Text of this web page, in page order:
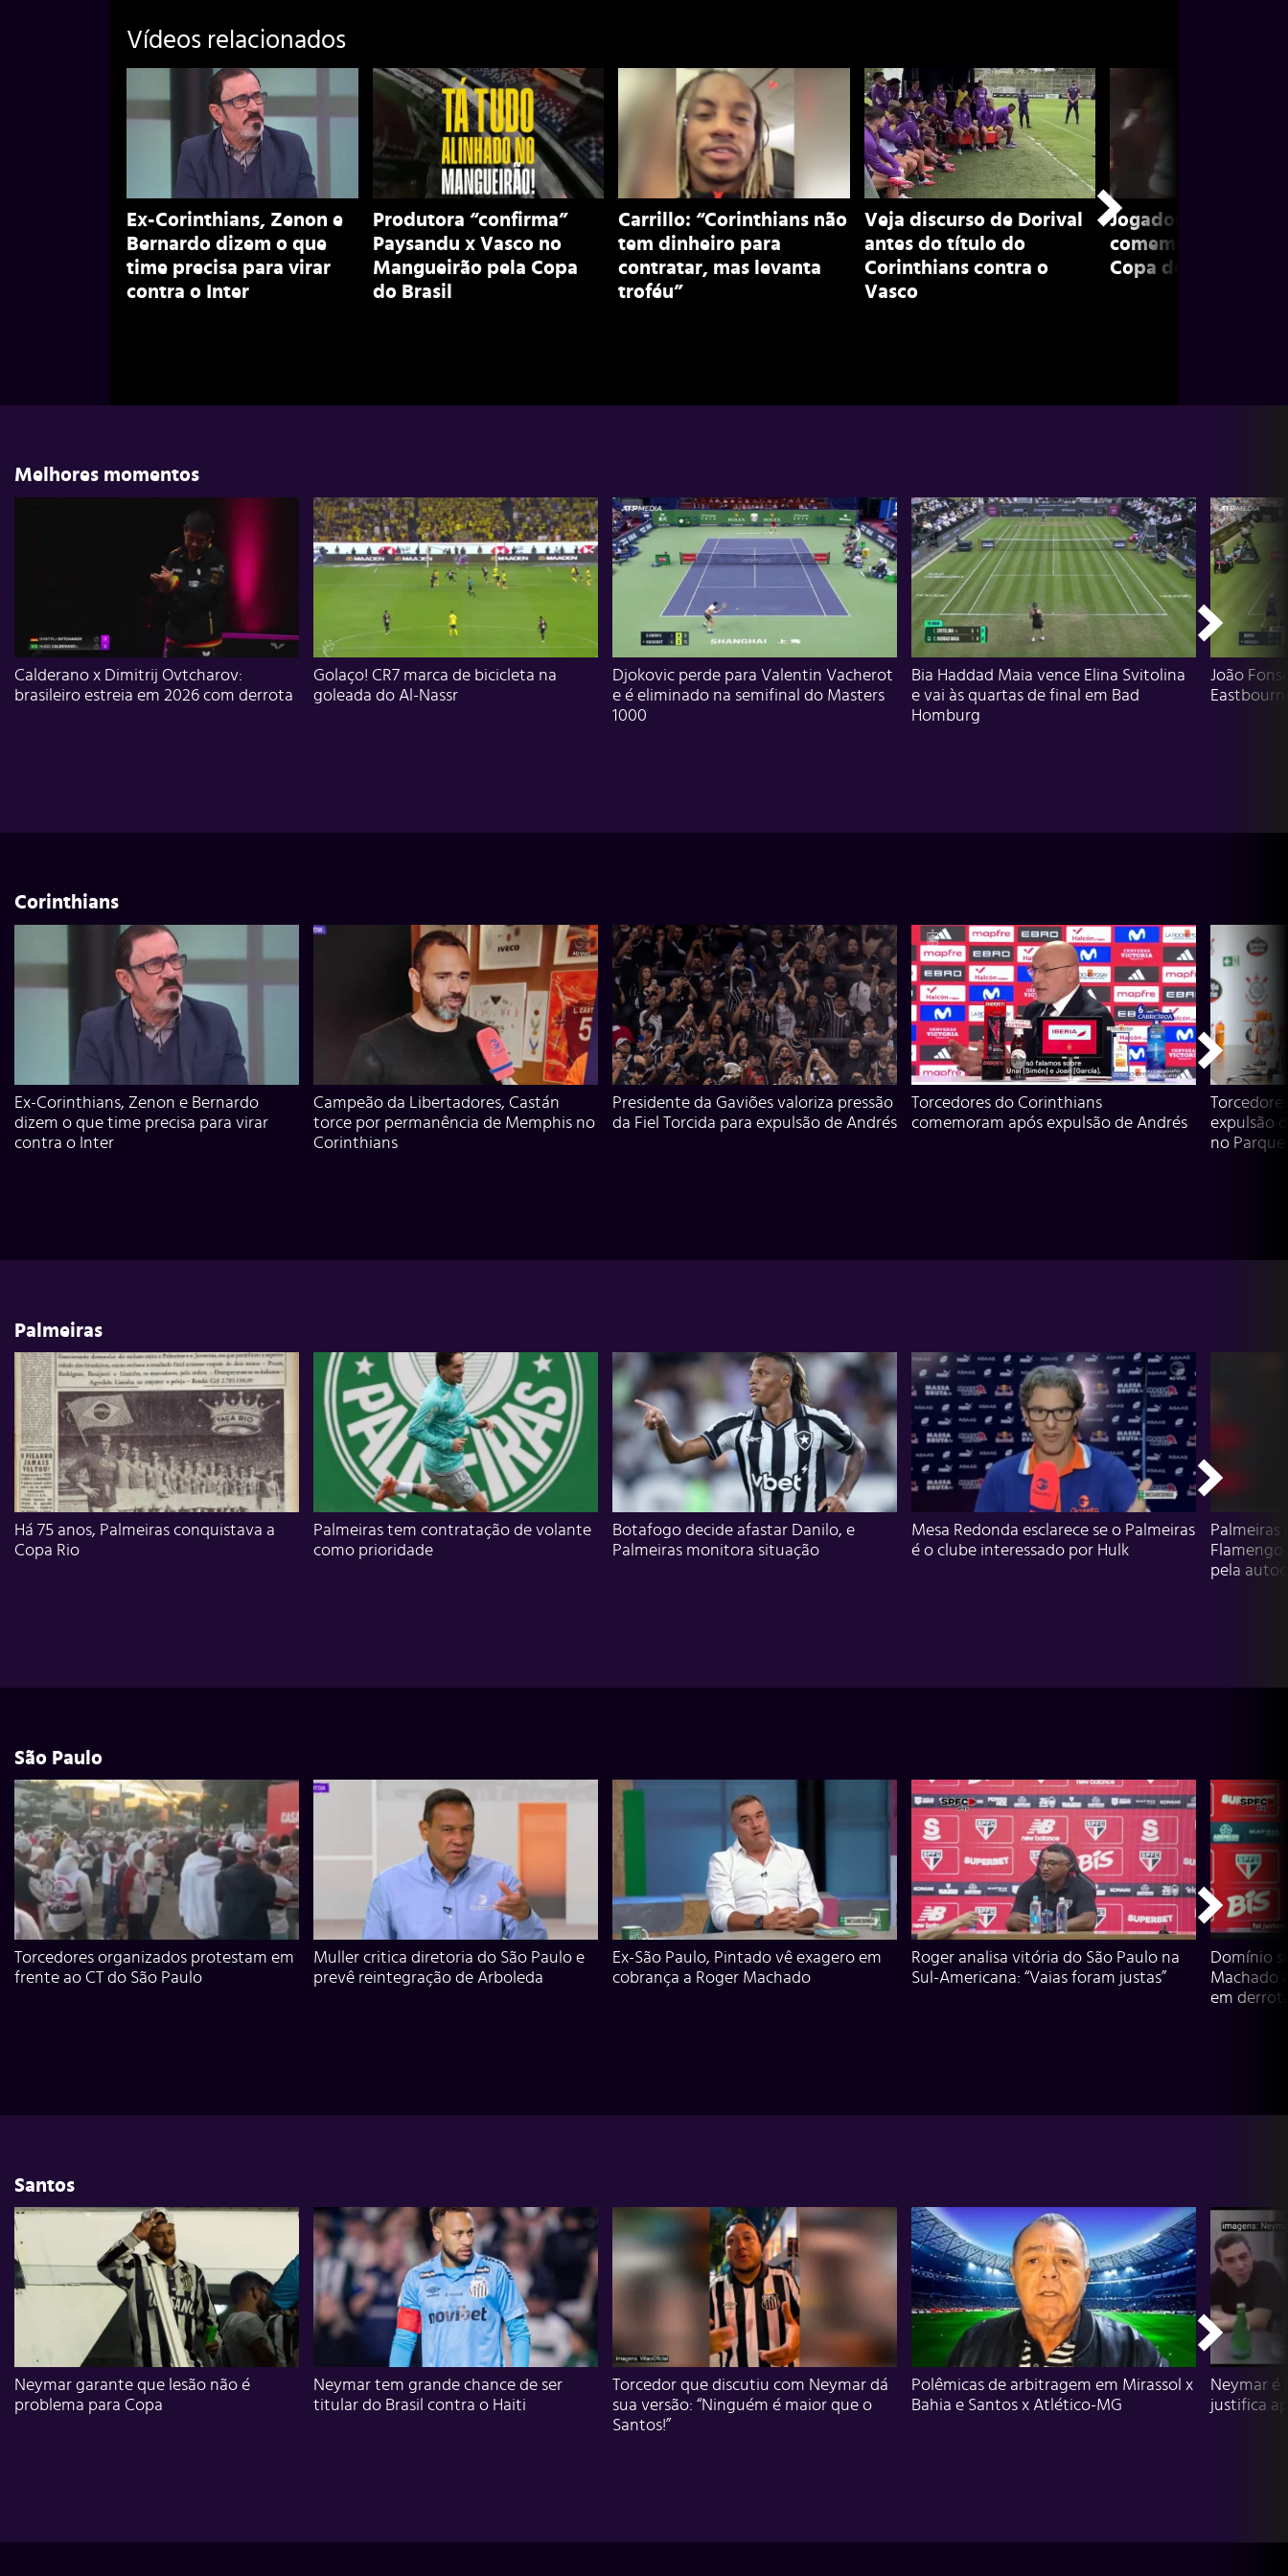
Vídeos relacionados
Ex-Corinthians, Zenon e
Bernardo dizem o que
time precisa para virar
contra o Inter
Produtora “confirma”
Paysandu x Vasco no
Mangueirão pela Copa
do Brasil
Carrillo: “Corinthians não
tem dinheiro para
contratar, mas levanta
troféu”
Veja discurso de Dorival
antes do título do
Corinthians contra o
Vasco
Jogadores do
comemoram título
Copa do Brasil;
Melhores momentos
Calderano x Dimitrij Ovtcharov:
brasileiro estreia em 2026 com derrota
Golaço! CR7 marca de bicicleta na
goleada do Al-Nassr
Djokovic perde para Valentin Vacherot
e é eliminado na semifinal do Masters
1000
Bia Haddad Maia vence Elina Svitolina
e vai às quartas de final em Bad
Homburg
João
Corinthians
Ex-Corinthians, Zenon e Bernardo
dizem o que time precisa para virar
contra o Inter
Campeão da Libertadores, Castán
torce por permanência de Memphis no
Corinthians
Presidente da Gaviões valoriza pressão
da Fiel Torcida para expulsão de Andrés
Torcedores do Corinthians
comemoram após expulsão de Andrés
expulsão
no Parque
Palmeiras
Há 75 anos, Palmeiras conquistava a
Copa Rio
Palmeiras tem contratação de volante
como prioridade
Botafogo decide afastar Danilo, e
Palmeiras monitora situação
Mesa Redonda esclarece se o Palmeiras
é o clube interessado por Hulk
Flamengo
pela
São Paulo
Torcedores organizados protestam em
frente ao CT do São Paulo
Muller critica diretoria do São Paulo e
prevê reintegração de Arboleda
Ex-São Paulo, Pintado vê exagero em
cobrança a Roger Machado
Roger analisa vitória do São Paulo na
Sul-Americana: “Vaias foram justas”
Domínio
Machado
em
Santos
Neymar garante que lesão não é
problema para Copa
Neymar tem grande chance de ser
titular do Brasil contra o Haiti
Torcedor que discutiu com Neymar dá
sua versão: “Ninguém é maior que o
Santos!”
Polêmicas de arbitragem em Mirassol x
Bahia e Santos x Atlético-MG
Neymar é
justifica